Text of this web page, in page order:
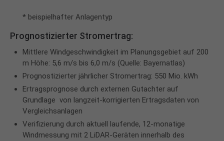
* beispielhafter Anlagentyp
Prognostizierter Stromertrag:
Mittlere Windgeschwindigkeit im Planungsgebiet auf 200
m Höhe: 5,6 m/s bis 6,0 m/s (Quelle: Bayernatlas)
Prognostizierter jährlicher Stromertrag: 550 Mio. kWh
Ertragsprognose durch externen Gutachter auf
Grundlage von langzeit-korrigierten Ertragsdaten von
Vergleichsanlagen
Verifizierung durch aktuell laufende, 12-monatige
Windmessung mit 2 LiDAR-Geräten innerhalb des